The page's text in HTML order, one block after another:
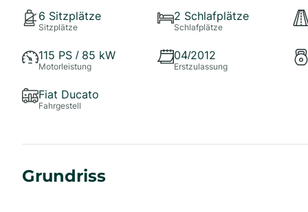
6 Sitzplätze
Sitzplätze
2 Schlafplätze
Schlafplätze
115 PS / 85 kW
Motorleistung
04/2012
Erstzulassung
Fiat Ducato
Fahrgestell
Grundriss